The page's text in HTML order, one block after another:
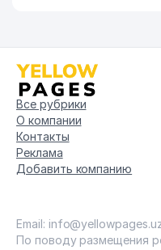
Все рубрики
О компании
Контакты
Реклама
Добавить компанию
Email:
По поводу размещения